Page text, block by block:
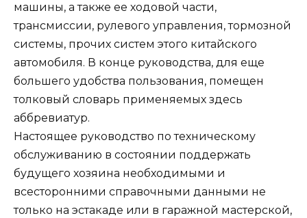
машины, а также ее ходовой части,
трансмиссии, рулевого управления, тормозной
системы, прочих систем этого китайского
автомобиля. В конце руководства, для еще
большего удобства пользования, помещен
толковый словарь применяемых здесь
аббревиатур.
Настоящее руководство по техническому
обслуживанию в состоянии поддержать
будущего хозяина необходимыми и
всесторонними справочными данными не
только на эстакаде или в гаражной мастерской,